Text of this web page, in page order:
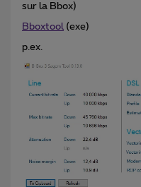
sur la Bbox)
Bboxtool (exe)
p.ex.